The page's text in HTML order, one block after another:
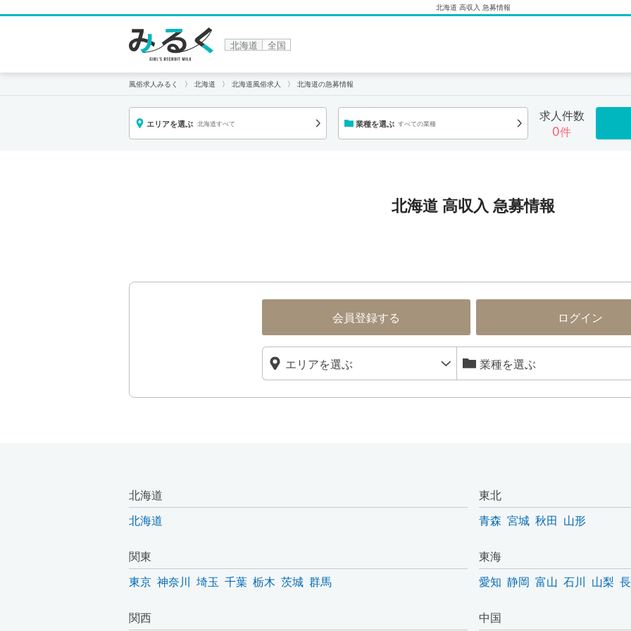
北海道 高収入 急募情報
北海道 全国
風俗求人みるく 北海道 北海道風俗求人 北海道の急募情報
エリアを選ぶ 北海道すべて 業種を選ぶ すべての業種 求人件数
0件
北海道 高収入 急募情報
会員登録する ログイン
北海道
北海道
東北
青森 宮城 秋田 山形
関東
東京 神奈川 埼玉 千葉 栃木 茨城 群馬
東海
愛知 静岡 富山 石川 山梨
関西 中国